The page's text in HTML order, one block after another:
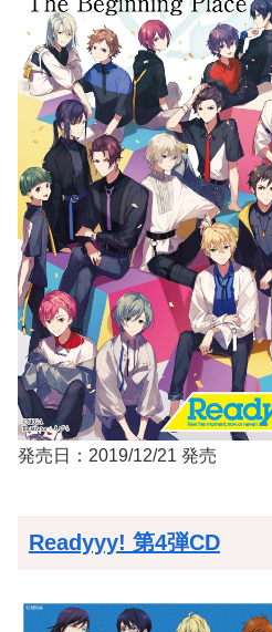
発売日：2019/12/21 発売
Readyyy! 第4弾CD